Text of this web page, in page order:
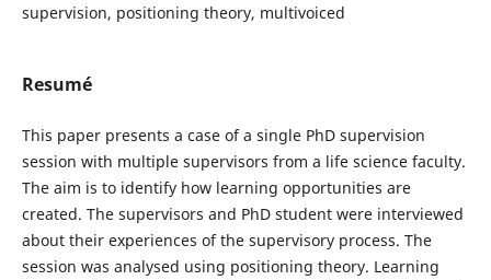
supervision, positioning theory, multivoiced
Resumé
This paper presents a case of a single PhD supervision
session with multiple supervisors from a life science faculty.
The aim is to identify how learning opportunities are
created. The supervisors and PhD student were interviewed
about their experiences of the supervisory process. The
session was analysed using positioning theory. Learning